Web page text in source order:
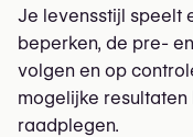
Je levensstijl speelt
beperken, de pre-
volgen en op
mogelijke
raadplegen.